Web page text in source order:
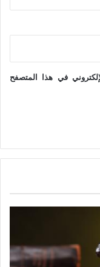
في هذا المتصفح